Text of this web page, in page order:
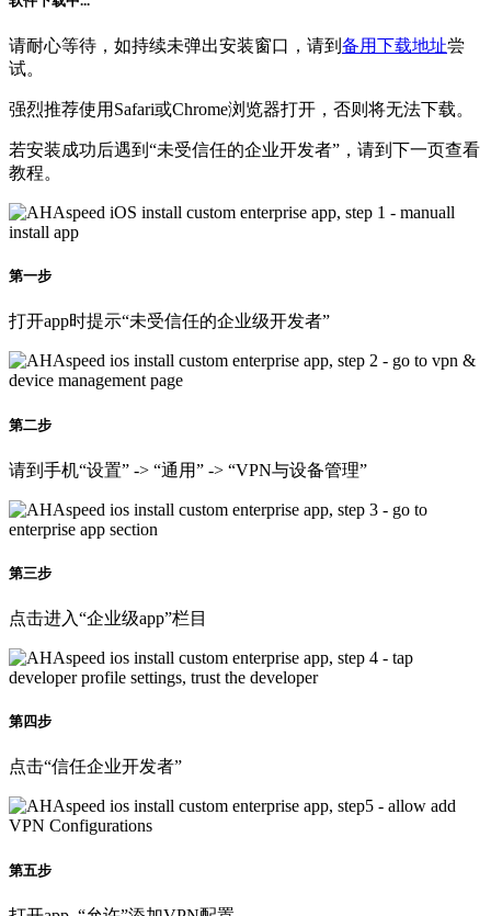
请耐心等待，如持续未弹出安装窗口，请到 备用下载地址尝
试。
强烈推荐使用Safari或Chrome浏览器打开，否则将无法下载。
若安装成功后遇到“未受信任的企业开发者”，请到下一页查看
教程。
第一步
打开app时提示“未受信任的企业级开发者”
第二步
请到手机“设置” -> “通用” -> “VPN与设备管理”
第三步
点击进入“企业级app”栏目
第四步
点击“信任企业开发者”
第五步